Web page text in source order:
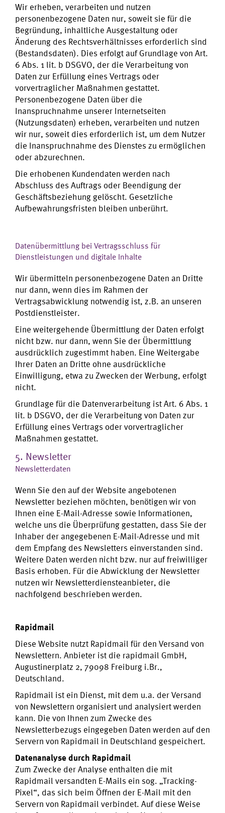
Wir erheben, verarbeiten und nutzen
personenbezogene Daten nur, soweit sie für die
Begründung, inhaltliche Ausgestaltung oder
Änderung des Rechtsverhältnisses erforderlich sind
(Bestandsdaten). Dies erfolgt auf Grundlage von Art.
6 Abs. 1 lit. b DSGVO, der die Verarbeitung von
Daten zur Erfüllung eines Vertrags oder
vorvertraglicher Maßnahmen gestattet.
Personenbezogene Daten über die
Inanspruchnahme unserer Internetseiten
(Nutzungsdaten) erheben, verarbeiten und nutzen
wir nur, soweit dies erforderlich ist, um dem Nutzer
die Inanspruchnahme des Dienstes zu ermöglichen
oder abzurechnen.
Die erhobenen Kundendaten werden nach
Abschluss des Auftrags oder Beendigung der
Geschäftsbeziehung gelöscht. Gesetzliche
Aufbewahrungsfristen bleiben unberührt.
Datenübermittlung bei Vertragsschluss für
Dienstleistungen und digitale Inhalte
Wir übermitteln personenbezogene Daten an Dritte
nur dann, wenn dies im Rahmen der
Vertragsabwicklung notwendig ist, z.B. an unseren
Postdienstleister.
Eine weitergehende Übermittlung der Daten erfolgt
nicht bzw. nur dann, wenn Sie der Übermittlung
ausdrücklich zugestimmt haben. Eine Weitergabe
Ihrer Daten an Dritte ohne ausdrückliche
Einwilligung, etwa zu Zwecken der Werbung, erfolgt
nicht.
Grundlage für die Datenverarbeitung ist Art. 6 Abs. 1
lit. b DSGVO, der die Verarbeitung von Daten zur
Erfüllung eines Vertrags oder vorvertraglicher
Maßnahmen gestattet.
5. Newsletter
Newsletterdaten
Wenn Sie den auf der Website angebotenen
Newsletter beziehen möchten, benötigen wir von
Ihnen eine E-Mail-Adresse sowie Informationen,
welche uns die Überprüfung gestatten, dass Sie der
Inhaber der angegebenen E-Mail-Adresse und mit
dem Empfang des Newsletters einverstanden sind.
Weitere Daten werden nicht bzw. nur auf freiwilliger
Basis erhoben. Für die Abwicklung der Newsletter
nutzen wir Newsletterdiensteanbieter, die
nachfolgend beschrieben werden.
Rapidmail
Diese Website nutzt Rapidmail für den Versand von
Newslettern. Anbieter ist die rapidmail GmbH,
Augustinerplatz 2, 79098 Freiburg i.Br.,
Deutschland.
Rapidmail ist ein Dienst, mit dem u.a. der Versand
von Newslettern organisiert und analysiert werden
kann. Die von Ihnen zum Zwecke des
Newsletterbezugs eingegeben Daten werden auf den
Servern von Rapidmail in Deutschland gespeichert.
Datenanalyse durch Rapidmail
Zum Zwecke der Analyse enthalten die mit
Rapidmail versandten E-Mails ein sog. „Tracking-
Pixel“, das sich beim Öffnen der E-Mail mit den
Servern von Rapidmail verbindet. Auf diese Weise